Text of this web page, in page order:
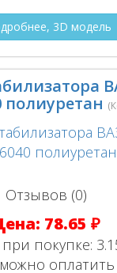
3D модель
полиуретан
Отзывов (0)
78.65 ₽
покупке:
оплатить